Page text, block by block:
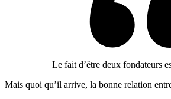
Le fait d’être deux fondateurs
Mais quoi qu’il arrive, la bonne relation